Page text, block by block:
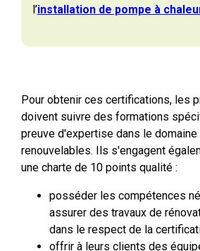
l’installation de pompe à
Pour obtenir ces certifications, les
doivent suivre des formations
preuve d'expertise dans le
renouvelables. Ils s'engagent
une charte de 10 points qualité :
posséder les compétences
assurer des travaux de
dans le respect de la
offrir à leurs clients des